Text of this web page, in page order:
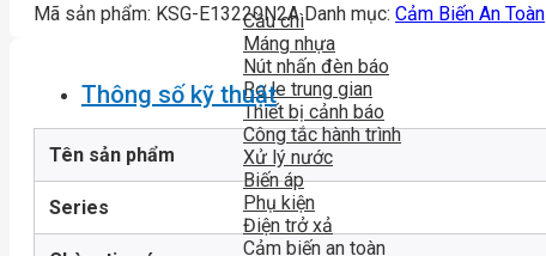
Cầu chì
Máng nhựa
Nút nhấn đèn báo
Rơ le trung gian
Thiết bị cảnh báo
Công tắc hành trình
Xử lý nước
Biến áp
Phụ kiện
Điện trở xả
Cảm biến an toàn
Mã sản phẩm: KSG-E13220N2A Danh mục: Cảm Biến An Toàn
Thông số kỹ thuật
Tên sản phẩm
Series